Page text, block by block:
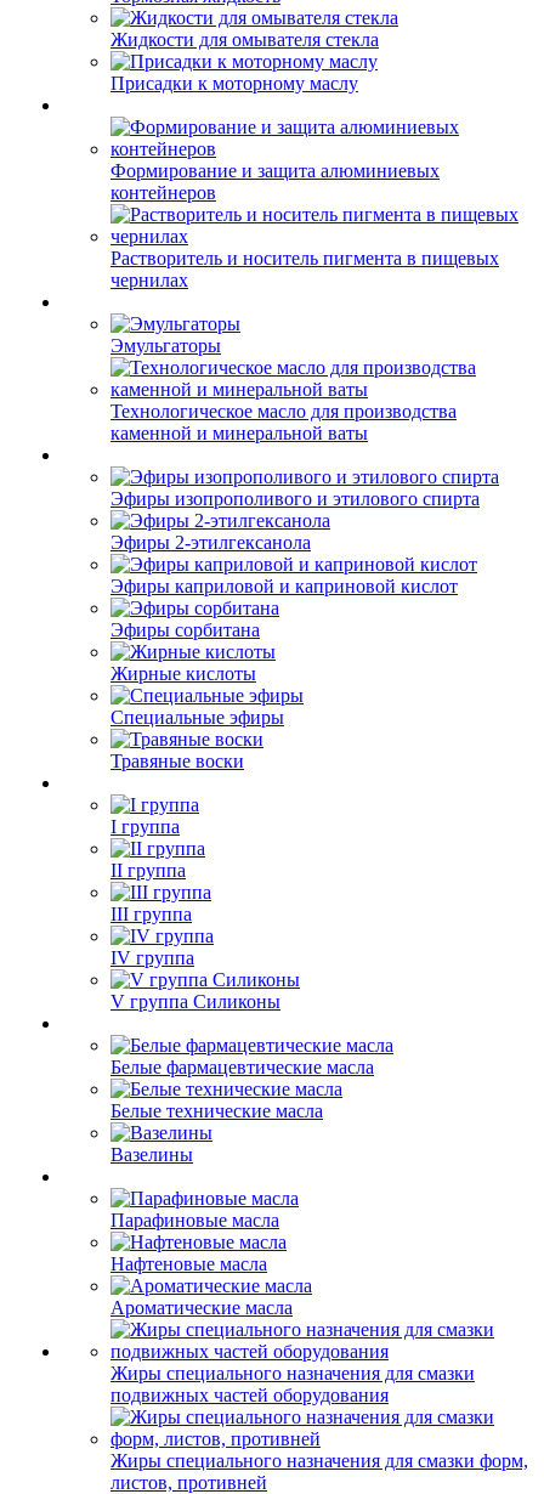
Жидкости для омывателя стекла
Присадки к моторному маслу
Формирование и защита алюминиевых
контейнеров
Растворитель и носитель пигмента в пищевых
чернилах
Эмульгаторы
Технологическое масло для производства
каменной и минеральной ваты
Эфиры изопрополивого и этилового спирта
Эфиры 2-этилгексанола
Эфиры каприловой и каприновой кислот
Эфиры сорбитана
Жирные кислоты
Специальные эфиры
Травяные воски
I группа
II группа
III группа
IV группа
V группа Силиконы
Белые фармацевтические масла
Белые технические масла
Вазелины
Парафиновые масла
Нафтеновые масла
Ароматические масла
Жиры специального назначения для смазки
подвижных частей оборудования
Жиры специального назначения для смазки форм,
листов, противней